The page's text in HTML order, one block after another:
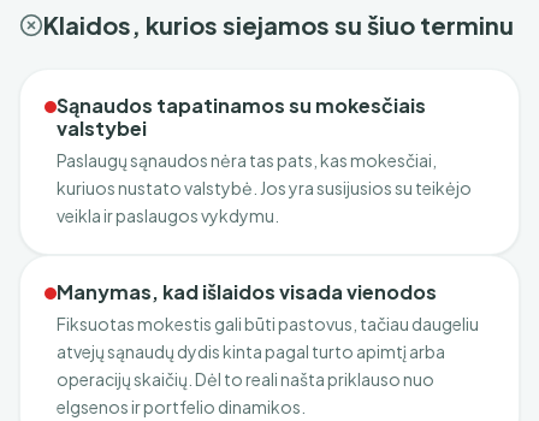
Klaidos, kurios siejamos su šiuo terminu
Sąnaudos tapatinamos su mokesčiais
valstybei
Paslaugų sąnaudos nėra tas pats, kas mokesčiai,
kuriuos nustato valstybė. Jos yra susijusios su teikėjo
veikla ir paslaugos vykdymu.
Manymas, kad išlaidos visada vienodos
Fiksuotas mokestis gali būti pastovus, tačiau daugeliu
atvejų sąnaudų dydis kinta pagal turto apimtį arba
operacijų skaičių. Dėl to reali našta priklauso nuo
elgsenos ir portfelio dinamikos.